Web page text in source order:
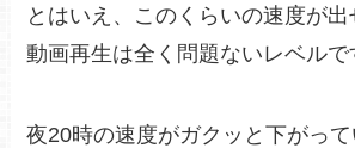
とはいえ、このくらいの速度が
動画再生は全く問題ないレベルで
夜20時の速度がガクッと下がっ